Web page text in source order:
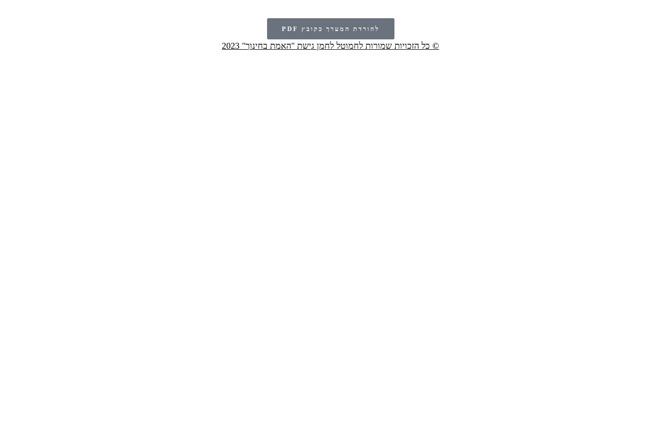
להורדת המערך כקובץ PDF
© כל הזכויות שמורות לחמוטל לחמן גישת "האמת בחינוך" 2023